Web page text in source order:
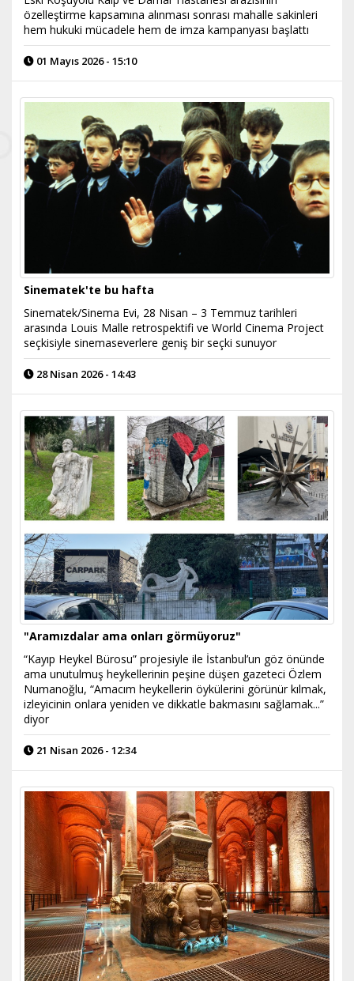
özelleştirme kapsamına alınması sonrası mahalle sakinleri
hem hukuki mücadele hem de imza kampanyası başlattı
01 Mayıs 2026 - 15:10
Sinematek'te bu hafta
Sinematek/Sinema Evi, 28 Nisan – 3 Temmuz tarihleri
arasında Louis Malle retrospektifi ve World Cinema Project
seçkisiyle sinemaseverlere geniş bir seçki sunuyor
28 Nisan 2026 - 14:43
"Aramızdalar ama onları görmüyoruz"
“Kayıp Heykel Bürosu” projesiyle ile İstanbul’un göz önünde
ama unutulmuş heykellerinin peşine düşen gazeteci Özlem
Numanoğlu, “Amacım heykellerin öykülerini görünür kılmak,
izleyicinin onlara yeniden ve dikkatle bakmasını sağlamak...”
diyor
21 Nisan 2026 - 12:34